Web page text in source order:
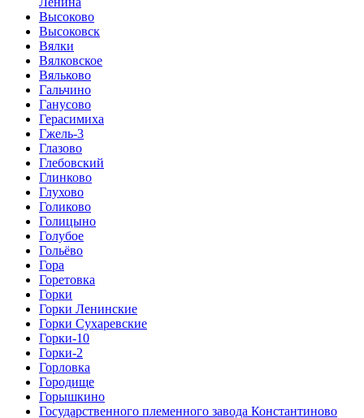
Высоково
Высоковск
Вялки
Вялковское
Вяльково
Гальчино
Ганусово
Герасимиха
Гжель-3
Глазово
Глебовский
Глинково
Глухово
Голиково
Голицыно
Голубое
Гольёво
Гора
Горетовка
Горки
Горки Ленинские
Горки Сухаревские
Горки-10
Горки-2
Горловка
Городище
Горышкино
Государственного племенного завода Константиново